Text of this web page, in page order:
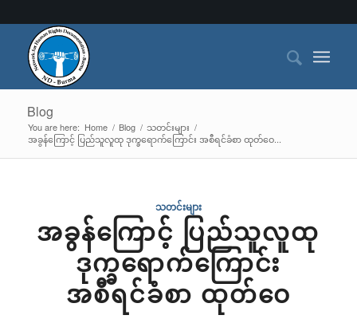
Blog
You are here: Home / Blog / သတင်းများ /
အခွန်ကြောင့် ပြည်သူလူထု ဒုက္ခရောက်ကြောင်း အစီရင်ခံစာ ထုတ်ဝေ...
သတင်းများ
အခွန်ကြောင့် ပြည်သူလူထု
ဒုက္ခရောက်ကြောင်း
အစီရင်ခံစာ ထုတ်ဝေ